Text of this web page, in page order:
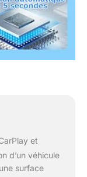
et
d’un véhicule
surface